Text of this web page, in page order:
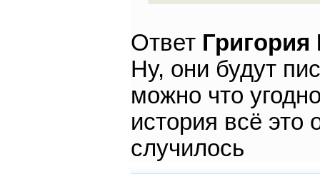
Ответ
Ну, они будут
можно что
история всё это
случилось